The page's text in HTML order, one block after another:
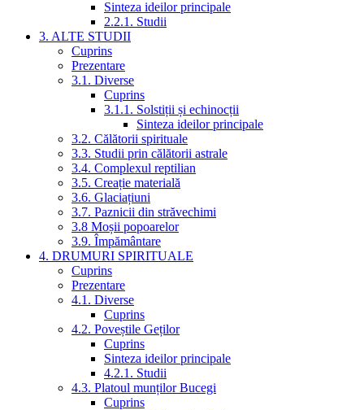
Sinteza ideilor principale
2.2.1. Studii
3. ALTE STUDII
Cuprins
Prezentare
3.1. Diverse
Cuprins
3.1.1. Solstiții și echinocții
Sinteza ideilor principale
3.2. Călătorii spirituale
3.3. Studii prin călătorii astrale
3.4. Complexul reptilian
3.5. Creație materială
3.6. Glaciațiuni
3.7. Paznicii din străvechimi
3.8 Moșii popoarelor
3.9. Împământare
4. DRUMURI SPIRITUALE
Cuprins
Prezentare
4.1. Diverse
Cuprins
4.2. Poveștile Geților
Cuprins
Sinteza ideilor principale
4.2.1. Studii
4.3. Platoul munților Bucegi
Cuprins